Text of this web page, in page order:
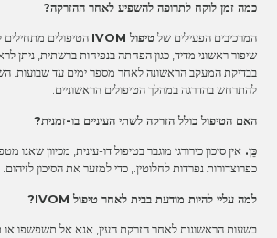
כמה זמן לוקח לתרופה להשפיע לאחר ההזרקה?
המרכיבים הפעילים של טיפול IVOM
הטיפולים מתחילים
שיפור ראשוני מדיד, כגון הפחתה בנפיחות ברשתית, ניתן
בבדיקת המעקב הראשונה לאחר מספר ימים עד שבועות.
להתרחש בהדרגה במהלך הטיפולים הראשוניים.
האם הטיפול כולל הזרקה לשתי העיניים בו-זמנית?
כֵּן.אין סיכון כירורגי מוגבר בטיפול דו-עינית, מכיוון שאנו
כפרוצדורות נפרדות לחלוטין.,כדי למזער את הסיכון לזיהום.
למה עליי להיות מודעת בבית לאחר טיפול IVOM?
בשעות הראשונות לאחר הזרקת העין, אנא אל תשפשפו או